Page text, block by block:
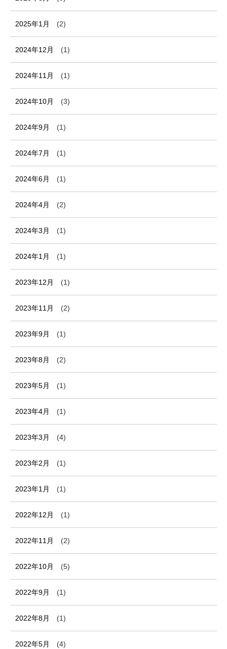
2025年1月 (2)
2024年12月 (1)
2024年11月 (1)
2024年10月 (3)
2024年9月 (1)
2024年7月 (1)
2024年6月 (1)
2024年4月 (2)
2024年3月 (1)
2024年1月 (1)
2023年12月 (1)
2023年11月 (2)
2023年9月 (1)
2023年8月 (2)
2023年5月 (1)
2023年4月 (1)
2023年3月 (4)
2023年2月 (1)
2023年1月 (1)
2022年12月 (1)
2022年11月 (2)
2022年10月 (5)
2022年9月 (1)
2022年8月 (1)
2022年5月 (4)